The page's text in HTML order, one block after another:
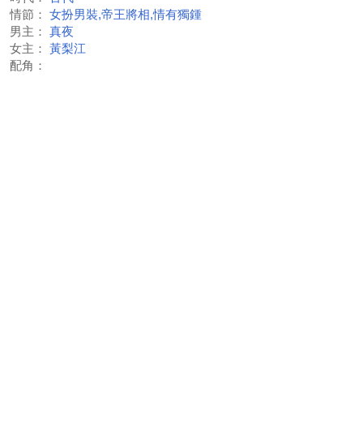
情節：
女扮男裝,帝王將相,情有獨鍾
男主：
真夜
女主：
黃梨江
配角：